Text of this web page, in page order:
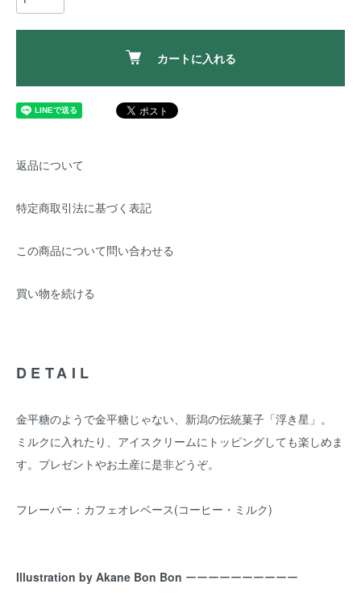
カートに入れる
返品について
特定商取引法に基づく表記
この商品について問い合わせる
買い物を続ける
DETAIL
金平糖のようで金平糖じゃない、新潟の伝統菓子「浮き星」。
ミルクに入れたり、アイスクリームにトッピングしても楽しめま
す。プレゼントやお土産に是非どうぞ。
フレーバー：カフェオレベース(コーヒー・ミルク)
Illustration by Akane Bon Bon ーーーーーーーーーー